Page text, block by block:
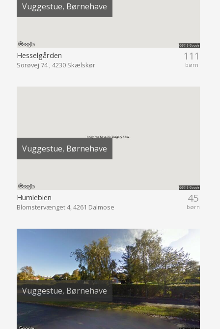
Vuggestue, Børnehave
111
børn
Hesselgården
Sorøvej 74 , 4230 Skælskør
Vuggestue, Børnehave
45
børn
Humlebien
Blomstervænget 4, 4261 Dalmose
Vuggestue, Børnehave